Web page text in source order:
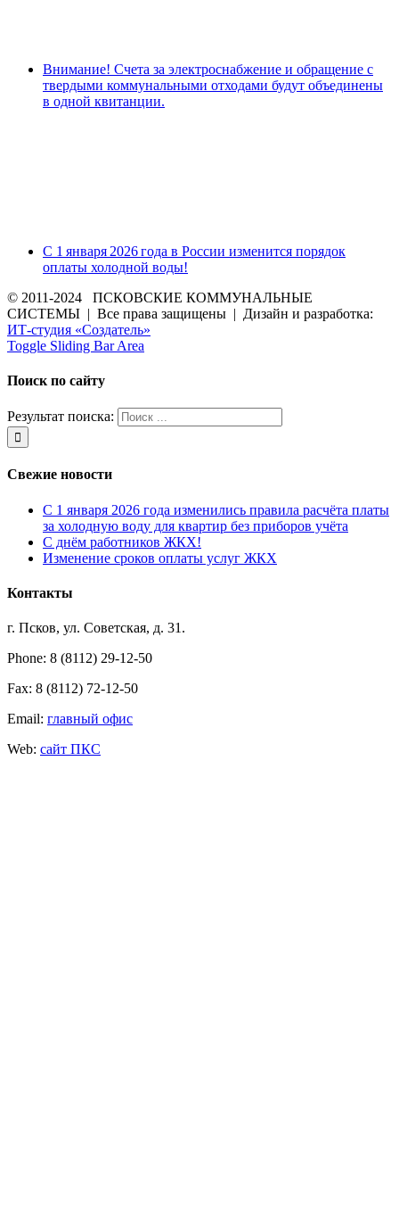
Внимание! Счета за электроснабжение и обращение с
твердыми коммунальными отходами будут объединены
в одной квитанции.
С 1 января 2026 года в России изменится порядок
оплаты холодной воды!
© 2011-2024 ПСКОВСКИЕ КОММУНАЛЬНЫЕ
СИСТЕМЫ | Все права защищены | Дизайн и разработка:
ИТ-студия «Создатель»
Toggle Sliding Bar Area
Поиск по сайту
Результат поиска:
Свежие новости
С 1 января 2026 года изменились правила расчёта платы
за холодную воду для квартир без приборов учёта
С днём работников ЖКХ!
Изменение сроков оплаты услуг ЖКХ
Контакты
г. Псков, ул. Советская, д. 31.
Phone: 8 (8112) 29-12-50
Fax: 8 (8112) 72-12-50
Email: главный офис
Web: сайт ПКС